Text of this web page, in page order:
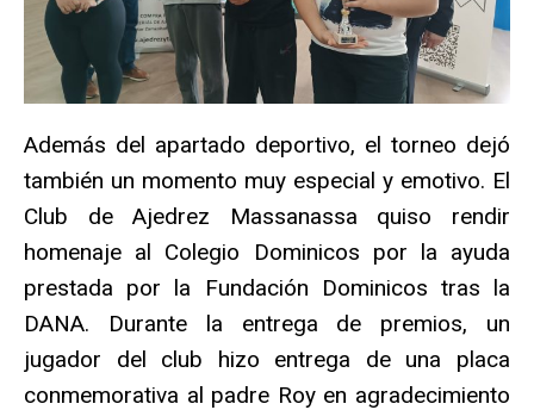
Además del apartado deportivo, el torneo dejó
también un momento muy especial y emotivo. El
Club de Ajedrez Massanassa quiso rendir
homenaje al Colegio Dominicos por la ayuda
prestada por la Fundación Dominicos tras la
DANA. Durante la entrega de premios, un
jugador del club hizo entrega de una placa
conmemorativa al padre Roy en agradecimiento